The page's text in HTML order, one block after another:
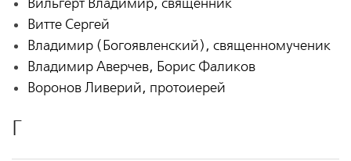
Витте Сергей
Владимир (Богоявленский), священномученик
Владимир Аверчев, Борис Фаликов
Воронов Ливерий, протоиерей
Г